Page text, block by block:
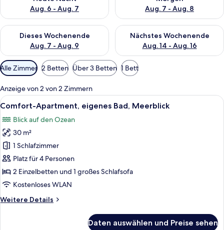
Aug. 6 - Aug. 7
Aug. 7 - Aug. 8
Dieses Wochenende
Aug. 7 - Aug. 9
Überprüfe die Verfügbarkeit für dieses Wochenende, Aug. 7
Nächstes Wochenende
Aug. 14 - Aug. 16
Überprüfe die Verfügbarkeit
Verfügbare
Filter
für
Zimmer
Alle Zimmer 2 Betten Über 3 Betten 1 Bett
Anzeige von 2 von 2 Zimmern
Alle
Fotos
für
Comfort-
Apartment,
eigenes
Bad,
Meerblick
Eine Außenpatio mit Lounge-
9
Comfort-Apartment, eigenes Bad, Meerblick
Blick auf den Ozean
30 m²
1 Schlafzimmer
Platz für 4 Personen
2 Einzelbetten und 1 großes Schlafsofa
Kostenloses WLAN
Weitere Details
Weitere
Daten auswählen und Preise sehen